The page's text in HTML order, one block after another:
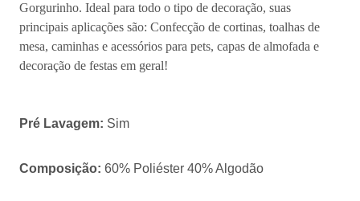
Gorgurinho. Ideal para todo o tipo de decoração, suas
principais aplicações são: Confecção de cortinas, toalhas de
mesa, caminhas e acessórios para pets, capas de almofada e
decoração de festas em geral!
Pré Lavagem: Sim
Composição: 60% Poliéster 40% Algodão